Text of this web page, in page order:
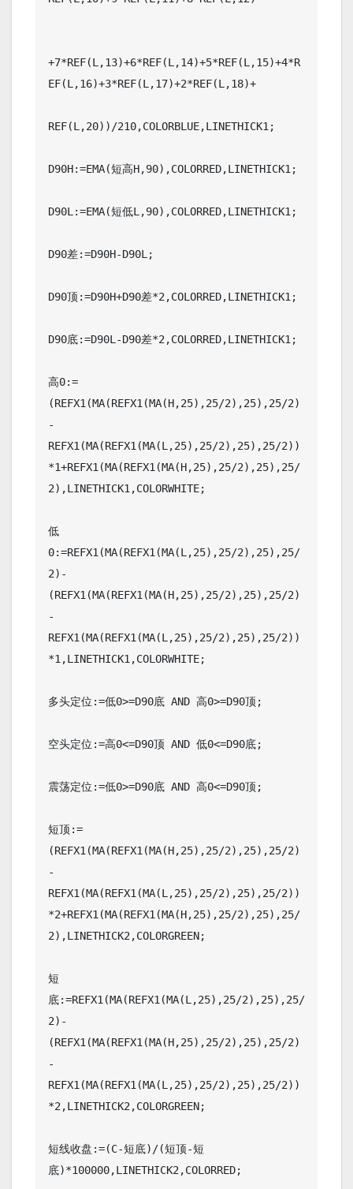
+7*REF(L,13)+6*REF(L,14)+5*REF(L,15)+4*R
EF(L,16)+3*REF(L,17)+2*REF(L,18)+
REF(L,20))/210,COLORBLUE,LINETHICK1;
D90H:=EMA(短高H,90),COLORRED,LINETHICK1;
D90L:=EMA(短低L,90),COLORRED,LINETHICK1;
D90差:=D90H-D90L;
D90顶:=D90H+D90差*2,COLORRED,LINETHICK1;
D90底:=D90L-D90差*2,COLORRED,LINETHICK1;
高0:=
(REFX1(MA(REFX1(MA(H,25),25/2),25),25/2)
-
REFX1(MA(REFX1(MA(L,25),25/2),25),25/2))
*1+REFX1(MA(REFX1(MA(H,25),25/2),25),25/
2),LINETHICK1,COLORWHITE;
低
0:=REFX1(MA(REFX1(MA(L,25),25/2),25),25/
2)-
(REFX1(MA(REFX1(MA(H,25),25/2),25),25/2)
-
REFX1(MA(REFX1(MA(L,25),25/2),25),25/2))
*1,LINETHICK1,COLORWHITE;
多头定位:=低0>=D90底 AND 高0>=D90顶;
空头定位:=高0<=D90顶 AND 低0<=D90底;
震荡定位:=低0>=D90底 AND 高0<=D90顶;
短顶:=
(REFX1(MA(REFX1(MA(H,25),25/2),25),25/2)
-
REFX1(MA(REFX1(MA(L,25),25/2),25),25/2))
*2+REFX1(MA(REFX1(MA(H,25),25/2),25),25/
2),LINETHICK2,COLORGREEN;
短
底:=REFX1(MA(REFX1(MA(L,25),25/2),25),25/
2)-
(REFX1(MA(REFX1(MA(H,25),25/2),25),25/2)
-
REFX1(MA(REFX1(MA(L,25),25/2),25),25/2))
*2,LINETHICK2,COLORGREEN;
短线收盘:=(C-短底)/(短顶-短
底)*100000,LINETHICK2,COLORRED;